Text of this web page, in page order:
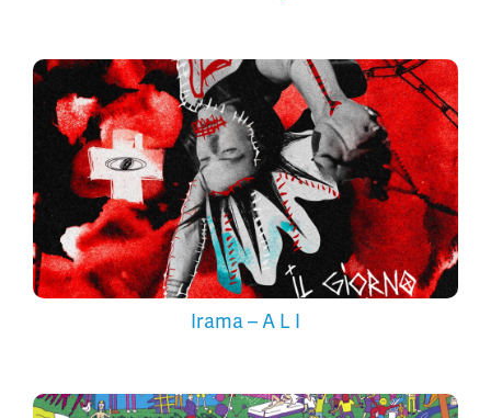
Irama – A L I